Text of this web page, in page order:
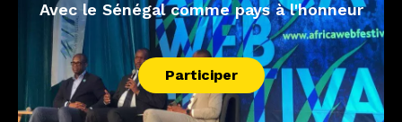
Avec le Sénégal comme pays à l'honneur
Participer